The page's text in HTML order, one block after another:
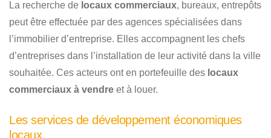
La recherche de locaux commerciaux, bureaux, entrepôts
peut être effectuée par des agences spécialisées dans
l’immobilier d’entreprise. Elles accompagnent les chefs
d’entreprises dans l’installation de leur activité dans la ville
souhaitée. Ces acteurs ont en portefeuille des locaux
commerciaux à vendre et à louer.
Les services de développement économiques
locaux